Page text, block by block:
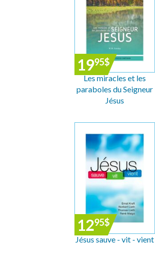
1995$
Les miracles et les
paraboles du Seigneur
Jésus
1295$
Jésus sauve - vit - vient